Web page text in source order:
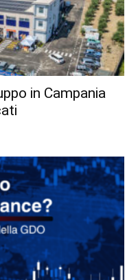
in Campania